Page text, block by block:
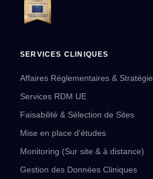
SERVICES CLINIQUES
Affaires Réglementaires & Stratégie
Services RDM UE
Faisabilité & Sélection de Sites
Mise en place d'études
Monitoring (Sur site & à distance)
Gestion des Données Cliniques